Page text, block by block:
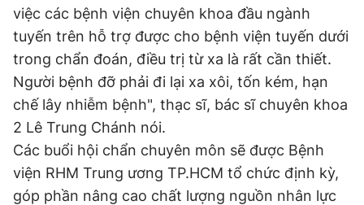
việc các bệnh viện chuyên khoa đầu ngành
tuyến trên hỗ trợ được cho bệnh viện tuyến dưới
trong chẩn đoán, điều trị từ xa là rất cần thiết.
Người bệnh đỡ phải đi lại xa xôi, tốn kém, hạn
chế lây nhiễm bệnh", thạc sĩ, bác sĩ chuyên khoa
2 Lê Trung Chánh nói.
Các buổi hội chẩn chuyên môn sẽ được Bệnh
viện RHM Trung ương TP.HCM tổ chức định kỳ,
góp phần nâng cao chất lượng nguồn nhân lực